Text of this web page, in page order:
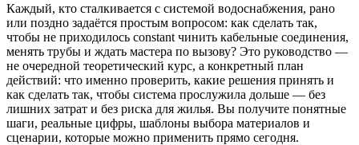
Каждый, кто сталкивается с системой водоснабжения, рано
или поздно задаётся простым вопросом: как сделать так,
чтобы не приходилось constant чинить кабельные соединения,
менять трубы и ждать мастера по вызову? Это руководство —
не очередной теоретический курс, а конкретный план
действий: что именно проверить, какие решения принять и
как сделать так, чтобы система прослужила дольше — без
лишних затрат и без риска для жилья. Вы получите понятные
шаги, реальные цифры, шаблоны выбора материалов и
сценарии, которые можно применить прямо сегодня.